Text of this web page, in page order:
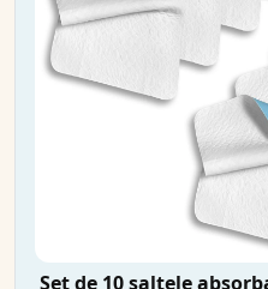
Set de 10 saltele